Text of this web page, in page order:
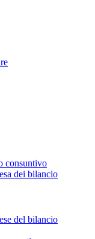
consuntivo
dei bilancio
del bilancio